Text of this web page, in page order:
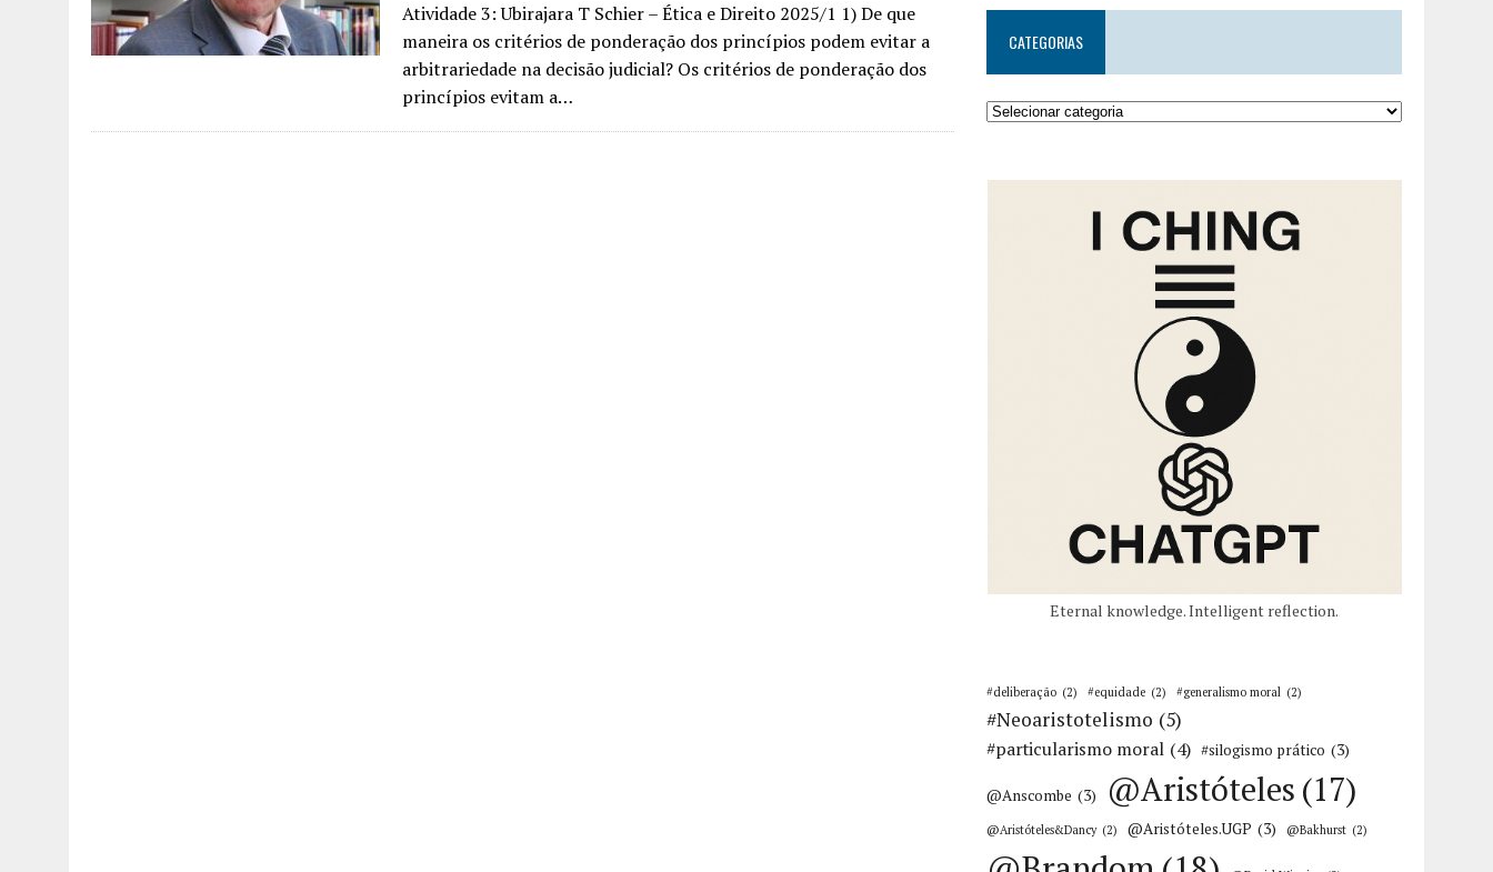
Atividade 3: Ubirajara T Schier – Ética e Direito 2025/1 1) De que
maneira os critérios de ponderação dos princípios podem evitar a
arbitrariedade na decisão judicial? Os critérios de ponderação dos
princípios evitam a…
CATEGORIAS
Eternal knowledge. Intelligent reflection.
#deliberação (2) #equidade (2) #generalismo moral (2)
#Neoaristotelismo (5)
#particularismo moral (4) #silogismo prático (3)
@Anscombe (3) @Aristóteles (17)
@Aristóteles&Dancy (2) @Aristóteles.UGP (3) @Bakhurst (2)